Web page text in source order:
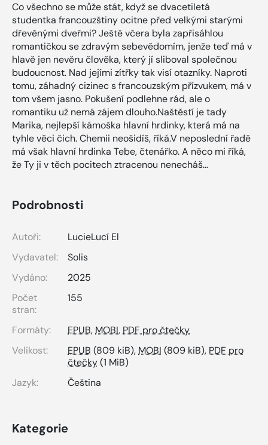
Co všechno se může stát, když se dvacetiletá
studentka francouzštiny ocitne před velkými starými
dřevěnými dveřmi? Ještě včera byla zapřisáhlou
romantičkou se zdravým sebevědomím, jenže teď má v
hlavě jen nevěru člověka, který jí sliboval společnou
budoucnost. Nad jejími zítřky tak visí otazníky. Naproti
tomu, záhadný cizinec s francouzským přízvukem, má v
tom všem jasno. Pokušení podlehne rád, ale o
romantiku už nemá zájem dlouho.Naštěstí je tady
Marika, nejlepší kámoška hlavní hrdinky, která má na
tyhle věci čich. Chemii neošidíš, říká.V neposlední řadě
má však hlavní hrdinka Tebe, čtenářko. A něco mi říká,
že Ty ji v těch pocitech ztracenou nenecháš…
Podrobnosti
Autoři:
LucieLucí El
Vydavatel:
Solis
Vydáno:
2025
Počet
stran:
155
Formáty: EPUB,MOBI,PDF pro čtečky
Velikost:
EPUB (809 kiB),MOBI (809 kiB),PDF pro
čtečky(1 MiB)
Jazyk:
Čeština
Kategorie